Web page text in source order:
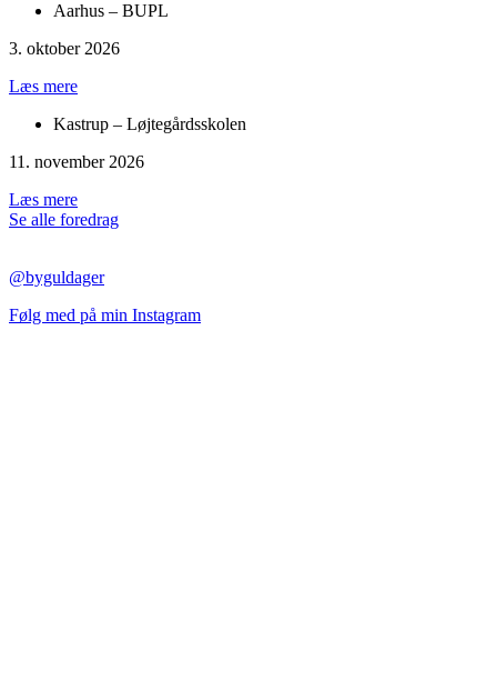
Aarhus – BUPL
3. oktober 2026
Læs mere
Kastrup – Løjtegårdsskolen
11. november 2026
Læs mere
Se alle foredrag
@byguldager
Følg med på min Instagram